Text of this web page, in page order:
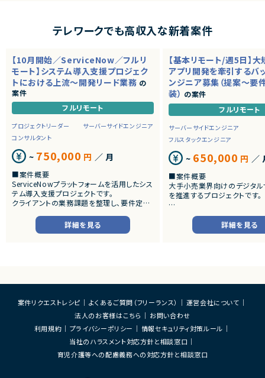
テレワークでも高収入な新着案件
【10月開始／ServiceNow／フルリ
モート】システム導入支援プロジェク
トにおける上流～開発リード業務 の
案件
フルリモート
プロジェクトリーダー
サーバーサイドエンジニア
コンサルタント
~ 750,000 円 ／ 月
■案件概要
ServiceNowプラットフォームを活用したシス
テム導入支援プロジェクトです。
クライアントの業務課題を整理し、要件定義
だきます。
・詳細設計書、テスト仕様書等のドキュメント
作成
・成果物レビューおよび品質管理
・開発メンバーへの技術支援、進捗管理
・少人数体制でのプロジェクト推進
詳細を見る
【基本リモート/週5日】
アプリ開発を牽引するバ
ンジニア募集（提案～要
装） の案件
フルリモート
サーバーサイドエンジニア
フルスタックエンジニア
~ 650,000 円 ／
■案件概要
大手小売業界向けのデジタ
を推進するプロジェクトです。
■プロダクトやサービスの概
・店舗向けスマホアプリおよ
システムの継続的なエンハ
・要件整理および要件定義支
・バックエンドシステムの設計
・コードレビューの実施
・リリース対応および品質向
・技術課題に対する検討、提
・ステークホルダーとの調整
ケーション
詳細を見る
案件リクエストレシピ よくあるご質問（フリーランス）
運営会社について
法人のお客様はこちら
お問い合わせ
利用規約
プライバシーポリシー
情報セキュリティ対策ルール
当社のハラスメント対応方針と相談窓口
育児介護等への配慮義務への対応方針と相談窓口